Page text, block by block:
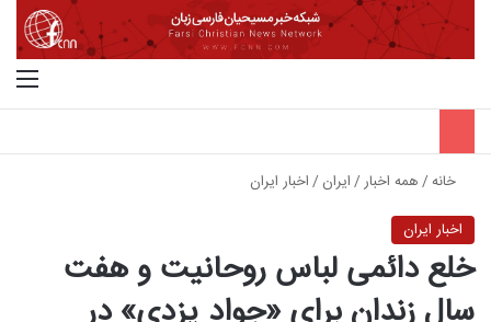
خانه/همه اخبار/ایران /اخبار ایران
اخبار ایران
خلع دائمی لباس روحانیت و هفت